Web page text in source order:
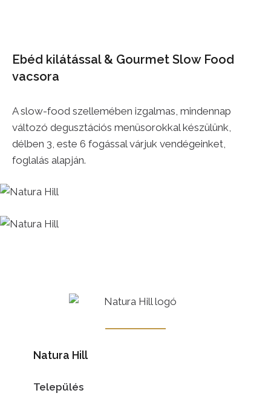
Ebéd kilátással & Gourmet Slow Food
vacsora
A slow-food szellemében izgalmas, mindennap
változó degusztációs menüsorokkal készülünk,
délben 3, este 6 fogással várjuk vendégeinket,
foglalás alapján.
Natura Hill
Település